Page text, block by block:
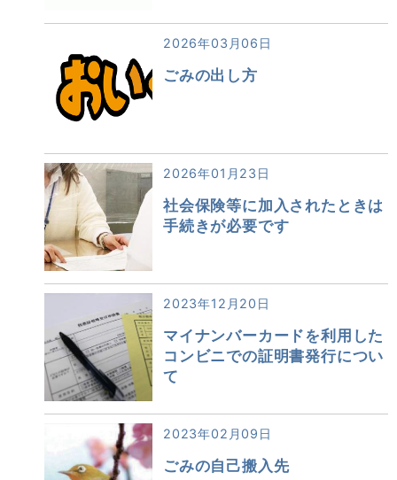
2026年03月06日
ごみの出し方
2026年01月23日
社会保険等に加入されたときは
手続きが必要です
2023年12月20日
マイナンバーカードを利用した
コンビニでの証明書発行につい
て
2023年02月09日
ごみの自己搬入先